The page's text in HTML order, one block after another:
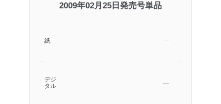
2009年02月25日発売号単品
紙 ―
デジ
タル
―